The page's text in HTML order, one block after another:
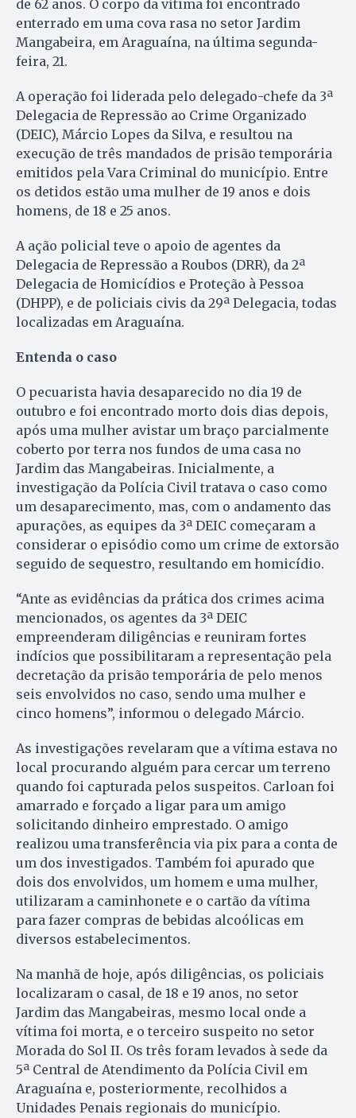
de 62 anos. O corpo da vítima foi encontrado
enterrado em uma cova rasa no setor Jardim
Mangabeira, em Araguaína, na última segunda-
feira, 21.
A operação foi liderada pelo delegado-chefe da 3ª
Delegacia de Repressão ao Crime Organizado
(DEIC), Márcio Lopes da Silva, e resultou na
execução de três mandados de prisão temporária
emitidos pela Vara Criminal do município. Entre
os detidos estão uma mulher de 19 anos e dois
homens, de 18 e 25 anos.
A ação policial teve o apoio de agentes da
Delegacia de Repressão a Roubos (DRR), da 2ª
Delegacia de Homicídios e Proteção à Pessoa
(DHPP), e de policiais civis da 29ª Delegacia, todas
localizadas em Araguaína.
Entenda o caso
O pecuarista havia desaparecido no dia 19 de
outubro e foi encontrado morto dois dias depois,
após uma mulher avistar um braço parcialmente
coberto por terra nos fundos de uma casa no
Jardim das Mangabeiras. Inicialmente, a
investigação da Polícia Civil tratava o caso como
um desaparecimento, mas, com o andamento das
apurações, as equipes da 3ª DEIC começaram a
considerar o episódio como um crime de extorsão
seguido de sequestro, resultando em homicídio.
“Ante as evidências da prática dos crimes acima
mencionados, os agentes da 3ª DEIC
empreenderam diligências e reuniram fortes
indícios que possibilitaram a representação pela
decretação da prisão temporária de pelo menos
seis envolvidos no caso, sendo uma mulher e
cinco homens”, informou o delegado Márcio.
As investigações revelaram que a vítima estava no
local procurando alguém para cercar um terreno
quando foi capturada pelos suspeitos. Carloan foi
amarrado e forçado a ligar para um amigo
solicitando dinheiro emprestado. O amigo
realizou uma transferência via pix para a conta de
um dos investigados. Também foi apurado que
dois dos envolvidos, um homem e uma mulher,
utilizaram a caminhonete e o cartão da vítima
para fazer compras de bebidas alcoólicas em
diversos estabelecimentos.
Na manhã de hoje, após diligências, os policiais
localizaram o casal, de 18 e 19 anos, no setor
Jardim das Mangabeiras, mesmo local onde a
vítima foi morta, e o terceiro suspeito no setor
Morada do Sol II. Os três foram levados à sede da
5ª Central de Atendimento da Polícia Civil em
Araguaína e, posteriormente, recolhidos a
Unidades Penais regionais do município.